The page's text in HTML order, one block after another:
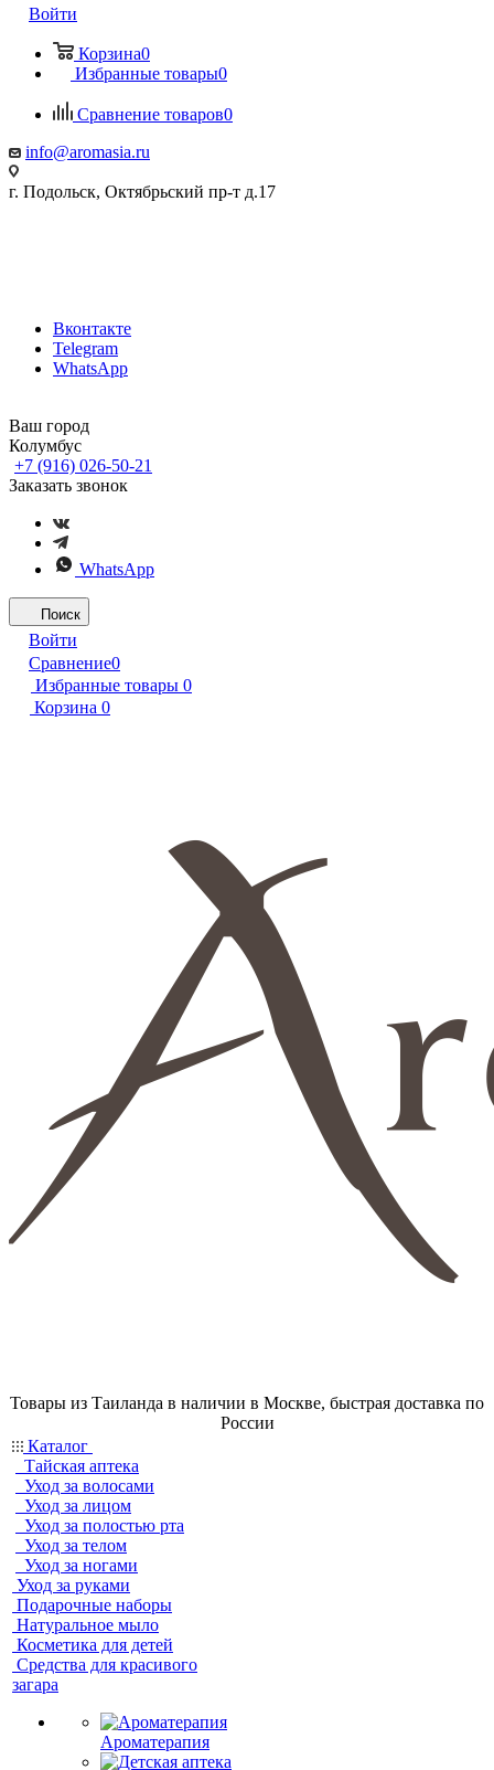
Войти
Корзина0
Избранные товары0
Сравнение товаров0
info@aromasia.ru
г. Подольск, Октябрьский пр-т д.17
Вконтакте
Telegram
WhatsApp
Ваш город
Колумбус
+7 (916) 026-50-21
Заказать звонок
WhatsApp
Поиск
Войти
Сравнение0
Избранные товары 0
Корзина 0
Товары из Таиланда в наличии в Москве, быстрая доставка по
России
Каталог
Тайская аптека
Уход за волосами
Уход за лицом
Уход за полостью рта
Уход за телом
Уход за ногами
Уход за руками
Подарочные наборы
Натуральное мыло
Косметика для детей
Средства для красивого
загара
Ароматерапия